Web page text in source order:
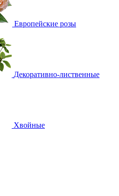
Европейские розы
Декоративно-лиственные
Хвойные